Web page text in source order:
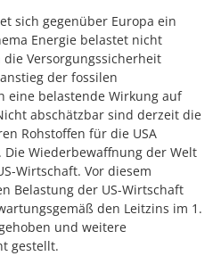
sich gegenüber Europa ein
Energie belastet nicht
Versorgungssicherheit
der fossilen
eine belastende Wirkung auf
abschätzbar sind derzeit die
Rohstoffen für die USA
Die Wiederbewaffnung der Welt
Wirtschaft. Vor diesem
Belastung der US-Wirtschaft
den Leitzins im 1.
und weitere
gestellt.